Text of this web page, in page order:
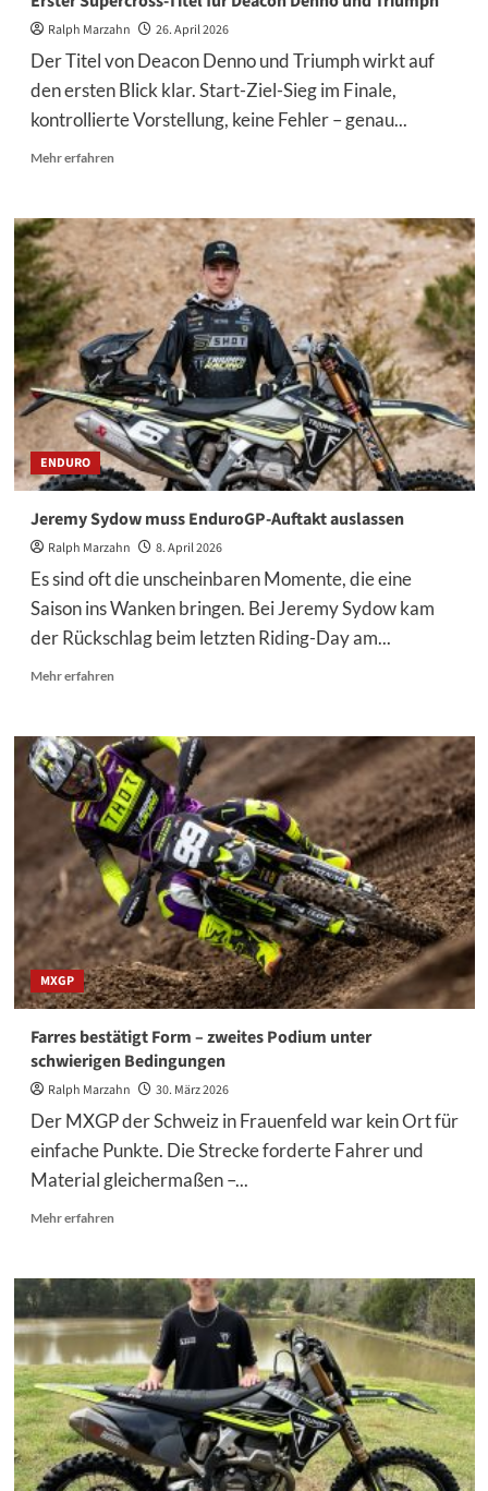
Ralph Marzahn 26. April 2026
Der Titel von Deacon Denno und Triumph wirkt auf
den ersten Blick klar. Start-Ziel-Sieg im Finale,
kontrollierte Vorstellung, keine Fehler – genau...
Mehr erfahrenMehr
Erster
Supercross-
Titel
für
Deacon
Denno
und
Triumph
ENDURO
Jeremy Sydow muss EnduroGP-Auftakt auslassen
Ralph Marzahn 8. April 2026
Es sind oft die unscheinbaren Momente, die eine
Saison ins Wanken bringen. Bei Jeremy Sydow kam
der Rückschlag beim letzten Riding-Day am...
Mehr erfahrenMehr
Jeremy
Sydow
muss
EnduroGP-
Auftakt
auslassen
MXGP
Farres bestätigt Form – zweites Podium unter
schwierigen Bedingungen
Ralph Marzahn 30. März 2026
Der MXGP der Schweiz in Frauenfeld war kein Ort für
einfache Punkte. Die Strecke forderte Fahrer und
Material gleichermaßen –...
Mehr erfahrenMehr
Farres
bestätigt
Form
–
zweites
Podium
unter
schwierigen
Bedingungen